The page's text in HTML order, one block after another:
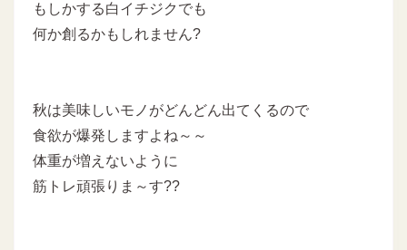
もしかする白イチジクでも
何か創るかもしれません?
秋は美味しいモノがどんどん出てくるので
食欲が爆発しますよね～～
体重が増えないように
筋トレ頑張りま～す??